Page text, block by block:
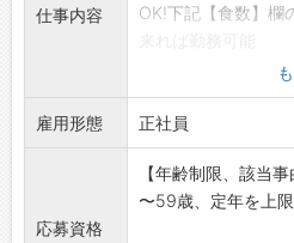
仕事内容
OK!下記【食数】欄
です。メディカル
期間にしっかり
とお教えいたします
【食数】朝60食、
・調理・盛り付け、
・食器、調理器具の
雇用形態 正社員
応募資格
【年齢制限、該当事
〜59歳、定年を上限